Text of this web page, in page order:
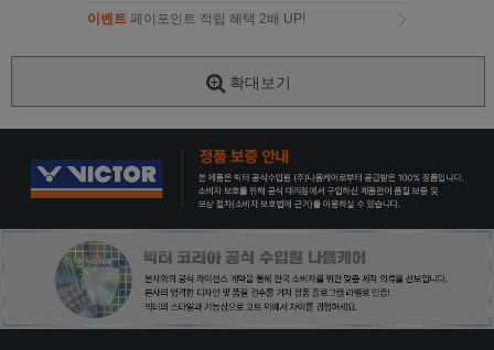
이벤트 페이포인트 적립 혜택 2배 UP!
확대보기